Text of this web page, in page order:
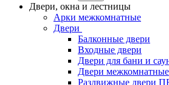
Двери, окна и лестницы
Арки межкомнатные
Двери
Балконные двери
Входные двери
Двери для бани и
Двери межкомнатные
Раздвижные двери